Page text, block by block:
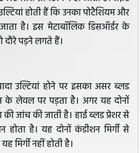
होती हैं कि उनका पोटैशियम और
है। इस मेटाबॉलिक डिसऑर्डर के
दौरे पड़ने लगते हैं।
उल्टियां होने पर इसका असर ब्लड
के लेवल पर पड़ता है। अगर यह दोनों
की जांच की जाती है। हाई ब्लड प्रेशर से
है। यह दोनों कंडीशन मिर्गी से
मिर्गी नहीं होती है।